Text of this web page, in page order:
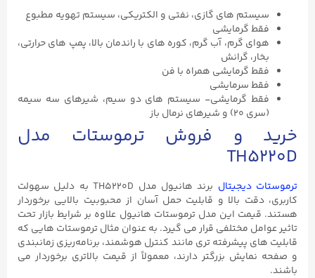
سیستم های گازی، نفتی و الکتریکی، سیستم تهویه مطبوع
فقط گرمایشی
هوای گرم، آب گرم، کوره های با راندمان بالا، پمپ های حرارتی،
بخار، گرانش
فقط گرمایشی همراه با فن
فقط سرمایشی
فقط گرمایشی- سیستم های دو سیم، شیرهای سه سیمه
(سری ۲۰) و شیرهای نرمال باز
خرید و فروش ترموستات مدل
TH5220D
ترموستات‌ دیجیتال
برند هانیول مدل TH5220D به دلیل سهولت
کاربری، دقت بالا و قابلیت حمل آسان از محبوبیت بالایی برخوردار
هستند. قیمت این مدل ترموستات هانیول علاوه بر شرایط بازار تحت
تاثیر عوامل مختلفی قرار می گیرد. به عنوان مثال ترموستات‌ هایی که
قابلیت‌ های پیشرفته‌ تری مانند کنترل هوشمند، برنامه‌ریزی زمانبندی
و صفحه نمایش بزرگتر دارند، معمولاً از قیمت بالاتری برخوردار می
باشند.